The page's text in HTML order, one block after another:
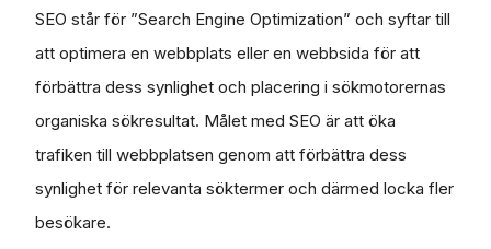
SEO står för ”Search Engine Optimization” och syftar till
att optimera en webbplats eller en webbsida för att
förbättra dess synlighet och placering i sökmotorernas
organiska sökresultat. Målet med SEO är att öka
trafiken till webbplatsen genom att förbättra dess
synlighet för relevanta söktermer och därmed locka fler
besökare.